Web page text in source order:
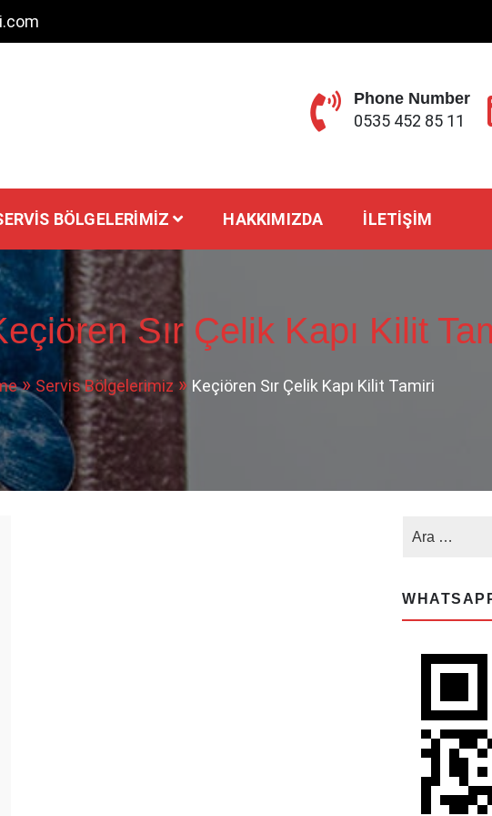
Phone Number
0535 452 85 11
BÖLGELERIMIZ HAKKIMIZDA İLETIŞIM
Sır Çelik Kapı Kilit
Servis Bölgelerimiz Keçiören Sır Çelik Kapı Kilit Tamiri